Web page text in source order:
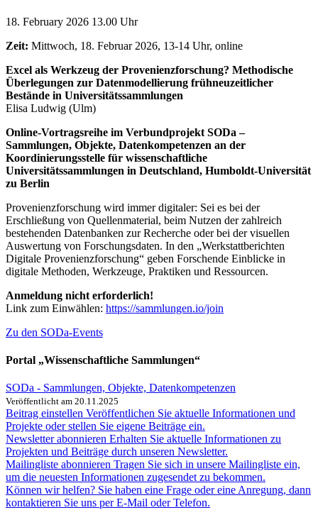
18. February 2026 13.00 Uhr
Zeit: Mittwoch, 18. Februar 2026, 13-14 Uhr, online
Excel als Werkzeug der Provenienzforschung? Methodische
Überlegungen zur Datenmodellierung frühneuzeitlicher
Bestände in Universitätssammlungen
Elisa Ludwig (Ulm)
Online-Vortragsreihe im Verbundprojekt SODa –
Sammlungen, Objekte, Datenkompetenzen an der
Koordinierungsstelle für wissenschaftliche
Universitätssammlungen in Deutschland, Humboldt-Universität
zu Berlin
Provenienzforschung wird immer digitaler: Sei es bei der
Erschließung von Quellenmaterial, beim Nutzen der zahlreich
bestehenden Datenbanken zur Recherche oder bei der visuellen
Auswertung von Forschungsdaten. In den „Werkstattberichten
Digitale Provenienzforschung“ geben Forschende Einblicke in
digitale Methoden, Werkzeuge, Praktiken und Ressourcen.
Anmeldung nicht erforderlich!
Link zum Einwählen: https://sammlungen.io/join
Zu den SODa-Events
Portal „Wissenschaftliche Sammlungen“
SODa - Sammlungen, Objekte, Datenkompetenzen
Veröffentlicht am 20.11.2025
Beitrag einstellen Veröffentlichen Sie aktuelle Informationen und
Projekte oder stellen Sie eigene Beiträge ein.
Newsletter abonnieren Erhalten Sie aktuelle Informationen zu
Projekten und Beiträge durch unseren Newsletter.
Mailingliste abonnieren Tragen Sie sich in unsere Mailingliste ein,
um die neuesten Informationen zugesendet zu bekommen.
Können wir helfen? Sie haben eine Frage oder eine Anregung, dann
kontaktieren Sie uns per E-Mail oder Telefon.